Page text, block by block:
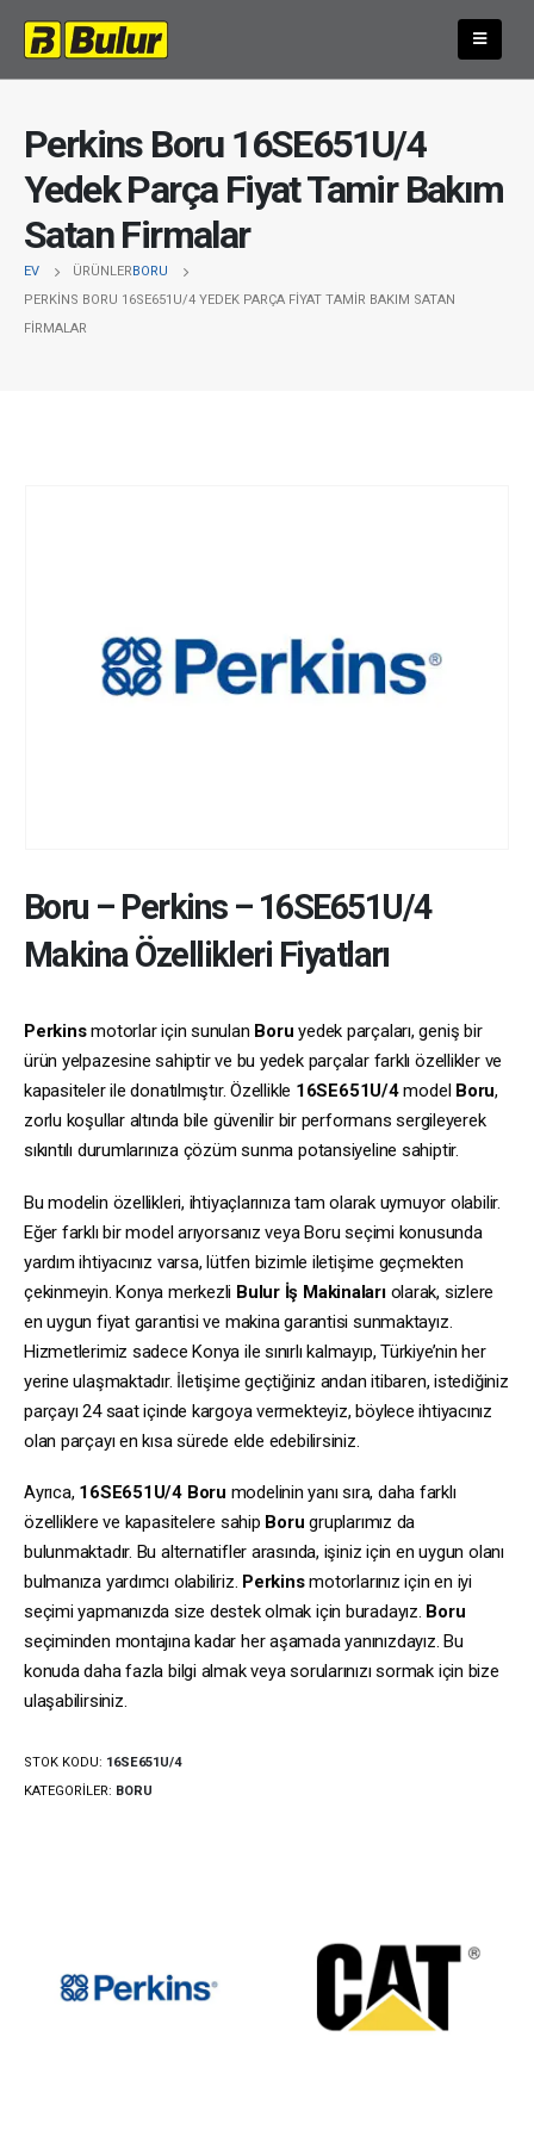
Perkins Boru 16SE651U/4
Yedek Parça Fiyat Tamir Bakım
Satan Firmalar
EV ÜRÜNLERBORU
PERKINS BORU 16SE651U/4 YEDEK PARÇA FIYAT TAMIR BAKIM SATAN
FIRMALAR
Boru – Perkins– 16SE651U/4
Makina Özellikleri Fiyatları
Perkinsmotorlar için sunulan Boru yedek parçaları, geniş bir
ürün yelpazesine sahiptir ve bu yedek parçalar farklı özellikler ve
kapasiteler ile donatılmıştır. Özellikle 16SE651U/4model Boru,
zorlu koşullar altında bile güvenilir bir performans sergileyerek
sıkıntılı durumlarınıza çözüm sunma potansiyeline sahiptir.
Bu modelin özellikleri, ihtiyaçlarınıza tam olarak uymuyor olabilir.
Eğer farklı bir model arıyorsanız veya Boru seçimi konusunda
yardım ihtiyacınız varsa, lütfen bizimle iletişime geçmekten
çekinmeyin. Konya merkezli Bulur İş Makinalarıolarak, sizlere
en uygun fiyat garantisi ve makina garantisi sunmaktayız.
Hizmetlerimiz sadece Konya ile sınırlı kalmayıp, Türkiye’nin her
yerine ulaşmaktadır. İletişime geçtiğiniz andan itibaren, istediğiniz
parçayı 24 saat içinde kargoya vermekteyiz, böylece ihtiyacınız
olan parçayı en kısa sürede elde edebilirsiniz.
Ayrıca, 16SE651U/4 Boru modelinin yanı sıra, daha farklı
özelliklere ve kapasitelere sahip Boru gruplarımız da
bulunmaktadır. Bu alternatifler arasında, işiniz için en uygun olanı
bulmanıza yardımcı olabiliriz. Perkinsmotorlarınız için en iyi
seçimi yapmanızda size destek olmak için buradayız. Boru
seçiminden montajına kadar her aşamada yanınızdayız. Bu
konuda daha fazla bilgi almak veya sorularınızı sormak için bize
ulaşabilirsiniz.
STOK KODU: 16SE651U/4
KATEGORILER: BORU